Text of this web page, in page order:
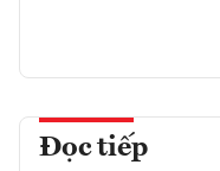
Đọc tiếp